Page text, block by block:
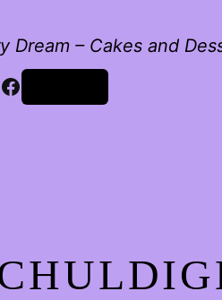
Dream – Cakes and
Facebook